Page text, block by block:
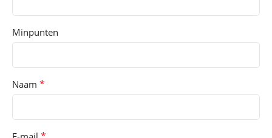
Minpunten
Naam *